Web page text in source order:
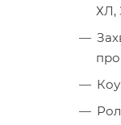
ХЛ,